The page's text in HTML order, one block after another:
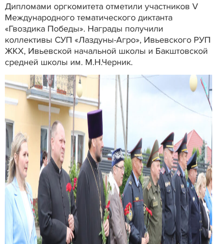
Дипломами оргкомитета отметили участников V
Международного тематического диктанта
«Гвоздика Победы». Награды получили
коллективы СУП «Лаздуны-Агро», Ивьевского РУП
ЖКХ, Ивьевской начальной школы и Бакштовской
средней школы им. М.Н.Черник.